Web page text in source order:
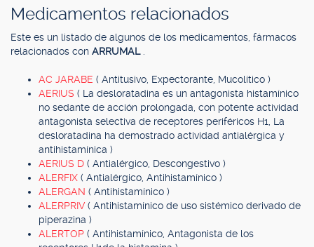
Medicamentos relacionados
Este es un listado de algunos de los medicamentos, fármacos
relacionados con ARRUMAL
AC JARABE ( Antitusivo, Expectorante, Mucolítico )
AERIUS ( La desloratadina es un antagonista histamínico
no sedante de acción prolongada, con potente actividad
antagonista selectiva de receptores periféricos H1, La
desloratadina ha demostrado actividad antialérgica y
antihistamínica )
AERIUS D ( Antialérgico, Descongestivo )
ALERFIX ( Antialérgico, Antihistamínico )
ALERGAN ( Antihistamínico )
ALERPRIV( Antihistamínico de uso sistémico derivado de
piperazina )
ALERTOP ( Antihistamínico, Antagonista de los